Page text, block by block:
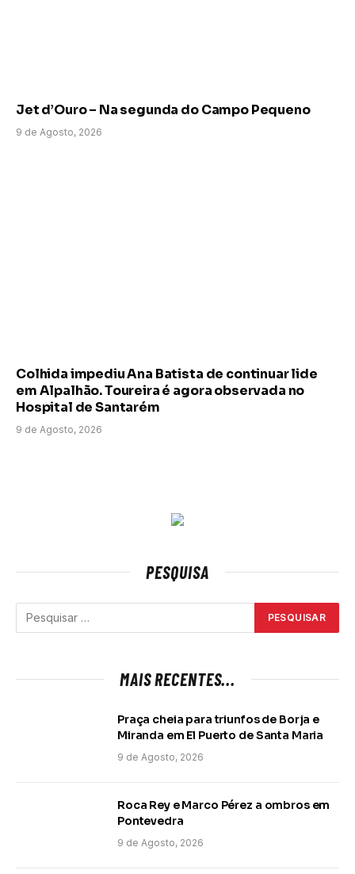
Jet d’Ouro – Na segunda do Campo Pequeno
9 de Agosto, 2026
Colhida impediu Ana Batista de continuar lide
em Alpalhão. Toureira é agora observada no
Hospital de Santarém
9 de Agosto, 2026
PESQUISA
MAIS RECENTES...
Praça cheia para triunfos de Borja e
Miranda em El Puerto de Santa Maria
9 de Agosto, 2026
Roca Rey e Marco Pérez a ombros em
Pontevedra
9 de Agosto, 2026